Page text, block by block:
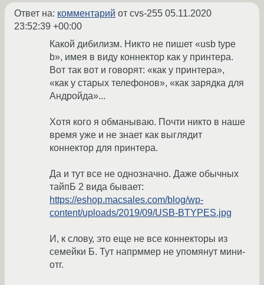
Ответ на: комментарий от cvs-255 05.11.2020
23:52:39 +00:00
Какой дибилизм. Никто не пишет «usb type
b», имея в виду коннектор как у принтера.
Вот так вот и говорят: «как у принтера»,
«как у старых телефонов», «как зарядка для
Андройда»...
Хотя кого я обманываю. Почти никто в наше
время уже и не знает как выглядит
коннектор для принтера.
Да и тут все не однозначно. Даже обычных
тайпБ 2 вида бывает:
https://eshop.macsales.com/blog/wp-
content/uploads/2019/09/USB-BTYPES.jpg
И, к слову, это еще не все коннекторы из
семейки Б. Тут напрммер не упомянут мини-
отг.